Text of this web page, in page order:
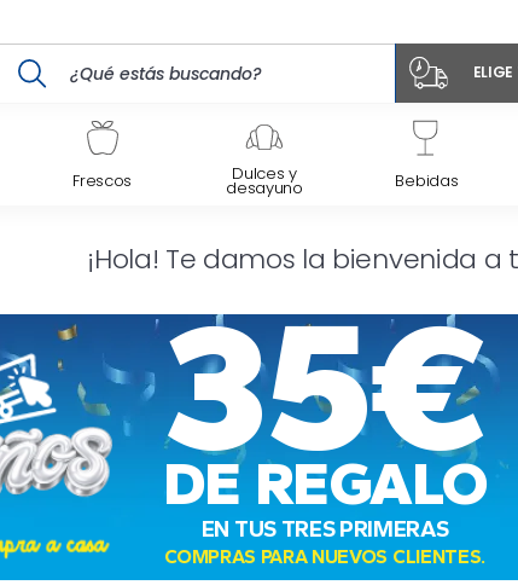
Frescos Dulces y
desayuno Bebidas
¡Hola! Te damos la bienvenida a
35€
DE REGALO
EN TUS TRES PRIMERAS
COMPRAS PARA NUEVOS CLIENTES.